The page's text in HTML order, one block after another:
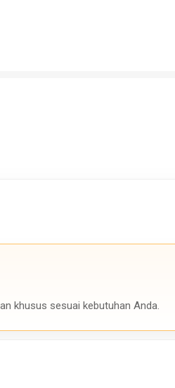
khusus sesuai kebutuhan Anda.